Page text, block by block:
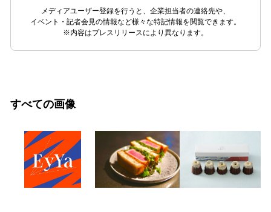
メディアユーザー登録を行うと、企業担当者の連絡先や、
イベント・記者会見の情報など様々な特記情報を閲覧できます。
※内容はプレスリリースにより異なります。
すべての画像